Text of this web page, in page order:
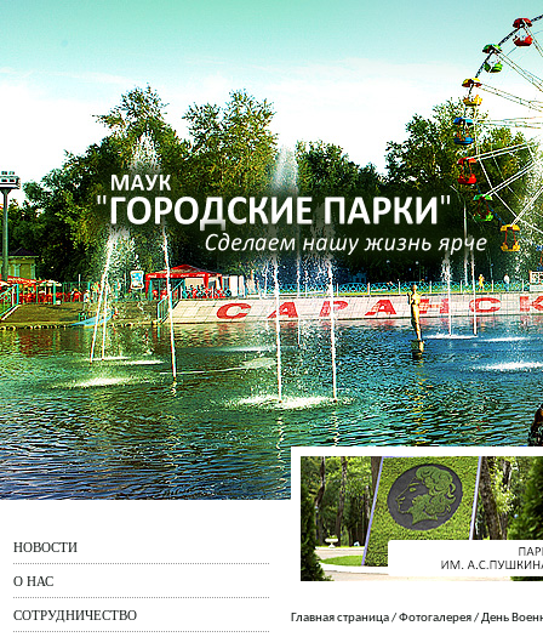
НОВОСТИ
О НАС
СОТРУДНИЧЕСТВО Главная страница/Фотогалерея/День